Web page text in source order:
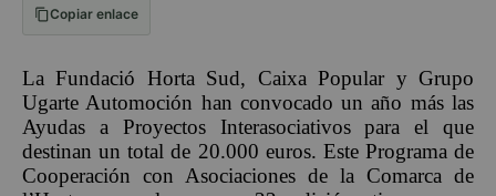
Copiar enlace
La Fundació Horta Sud, Caixa Popular y Grupo
Ugarte Automoción han convocado un año más las
Ayudas a Proyectos Interasociativos para el que
destinan un total de 20.000 euros. Este Programa de
Cooperación con Asociaciones de la Comarca de